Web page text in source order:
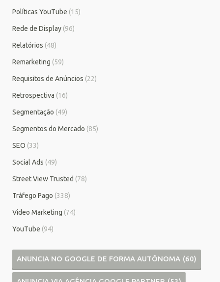
Políticas YouTube (15)
Rede de Display (96)
Relatórios (48)
Remarketing (59)
Requisitos de Anúncios (22)
Retrospectiva (16)
Segmentação (49)
Segmentos do Mercado (85)
SEO (33)
Social Ads (49)
Street View Trusted (78)
Tráfego Pago (338)
Vídeo Marketing (74)
YouTube (94)
ANUNCIA NO GOOGLE DE FORMA AUTÔNOMA (60)